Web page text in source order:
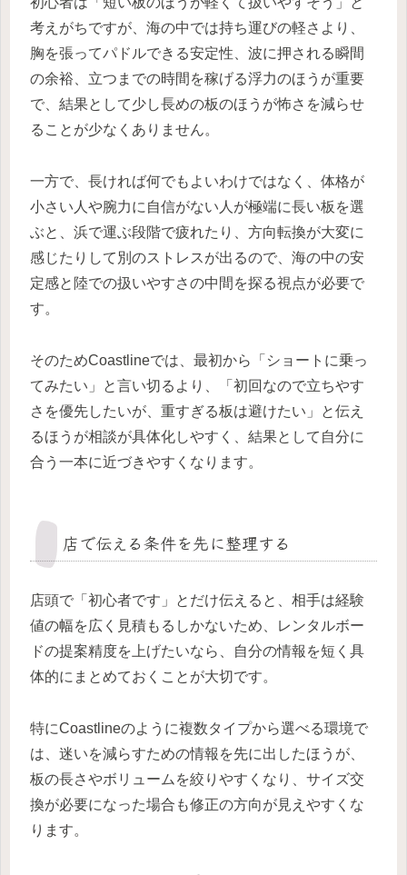
考えがちですが、海の中では持ち運びの軽さより、
胸を張ってパドルできる安定性、波に押される瞬間
の余裕、立つまでの時間を稼げる浮力のほうが重要
で、結果として少し長めの板のほうが怖さを減らせ
ることが少なくありません。
一方で、長ければ何でもよいわけではなく、体格が
小さい人や腕力に自信がない人が極端に長い板を選
ぶと、浜で運ぶ段階で疲れたり、方向転換が大変に
感じたりして別のストレスが出るので、海の中の安
定感と陸での扱いやすさの中間を探る視点が必要で
す。
そのためCoastlineでは、最初から「ショートに乗っ
てみたい」と言い切るより、「初回なので立ちやす
さを優先したいが、重すぎる板は避けたい」と伝え
るほうが相談が具体化しやすく、結果として自分に
合う一本に近づきやすくなります。
店で伝える条件を先に整理する
店頭で「初心者です」とだけ伝えると、相手は経験
値の幅を広く見積もるしかないため、レンタルボー
ドの提案精度を上げたいなら、自分の情報を短く具
体的にまとめておくことが大切です。
特にCoastlineのように複数タイプから選べる環境で
は、迷いを減らすための情報を先に出したほうが、
板の長さやボリュームを絞りやすくなり、サイズ交
換が必要になった場合も修正の方向が見えやすくな
ります。